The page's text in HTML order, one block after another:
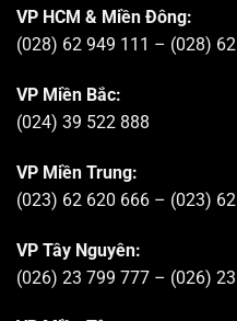
VP HCM & Miền Đông:
(028) 62 949 111 – (028)
VP Miền Bắc:
(024) 39 522 888
VP Miền Trung:
(023) 62 620 666 – (023)
VP Tây Nguyên:
(026) 23 799 777 – (026)